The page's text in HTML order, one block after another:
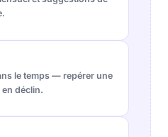
le temps — repérer une
déclin.